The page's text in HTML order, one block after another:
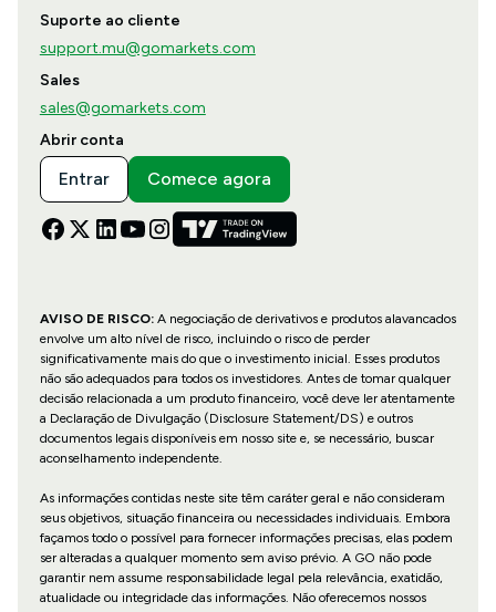
Suporte ao cliente
support.mu@gomarkets.com
Sales
sales@gomarkets.com
Abrir conta
Entrar Comece agora
AVISO DE RISCO:A negociação de derivativos e produtos alavancados
envolve um alto nível de risco, incluindo o risco de perder
significativamente mais do que o investimento inicial. Esses produtos
não são adequados para todos os investidores. Antes de tomar qualquer
decisão relacionada a um produto financeiro, você deve ler atentamente
a Declaração de Divulgação (Disclosure Statement/DS) e outros
documentos legais disponíveis em nosso site e, se necessário, buscar
aconselhamento independente.
As informações contidas neste site têm caráter geral e não consideram
seus objetivos, situação financeira ou necessidades individuais. Embora
façamos todo o possível para fornecer informações precisas, elas podem
ser alteradas a qualquer momento sem aviso prévio. A GO não pode
garantir nem assume responsabilidade legal pela relevância, exatidão,
atualidade ou integridade das informações. Não oferecemos nossos